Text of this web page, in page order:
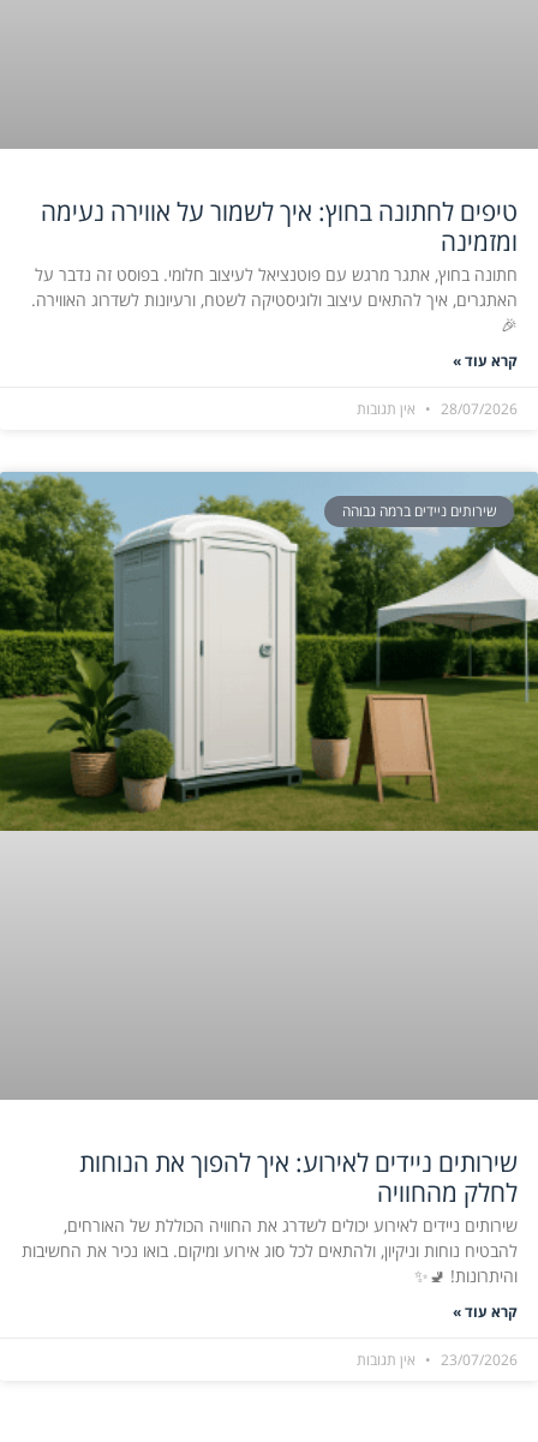
טיפים לחתונה בחוץ: איך לשמור על אווירה נעימה
ומזמינה
חתונה בחוץ, אתגר מרגש עם פוטנציאל לעיצוב חלומי. בפוסט זה נדבר על
האתגרים, איך להתאים עיצוב ולוגיסטיקה לשטח, ורעיונות לשדרוג האווירה.
🎉
קרא עוד »
28/07/2026 אין תגובות
שירותים ניידים ברמה גבוהה
שירותים ניידים לאירוע: איך להפוך את הנוחות
לחלק מהחוויה
שירותים ניידים לאירוע יכולים לשדרג את החוויה הכוללת של האורחים,
להבטיח נוחות וניקיון, ולהתאים לכל סוג אירוע ומיקום. בואו נכיר את החשיבות
והיתרונות! 🚽✨
קרא עוד »
23/07/2026 אין תגובות